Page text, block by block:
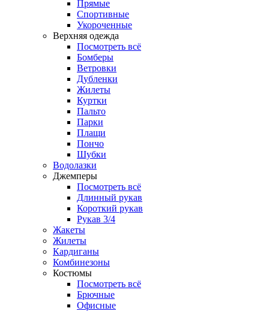
Прямые
Спортивные
Укороченные
Верхняя одежда
Посмотреть всё
Бомберы
Ветровки
Дубленки
Жилеты
Куртки
Пальто
Парки
Плащи
Пончо
Шубки
Водолазки
Джемперы
Посмотреть всё
Длинный рукав
Короткий рукав
Рукав 3/4
Жакеты
Жилеты
Кардиганы
Комбинезоны
Костюмы
Посмотреть всё
Брючные
Офисные